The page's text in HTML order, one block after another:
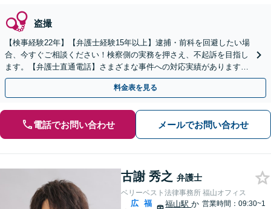
盗撮
【検事経験22年】【弁護士経験15年以上】逮捕・前科を回避したい場
合、今すぐご相談ください！検察側の実務を押さえ、不起訴を目指し
ます。【弁護士直通電話】さまざまな事件への対応実績があります。
【秘密厳守】【中電前電停から徒歩1分】
料金表を見る
電話でお問い合わせ メールでお問い合わせ
古謝 秀之 弁護士
ベリーベスト法律事務所 福山オフィス
広
福
福山駅か 営業時間：09:30~1